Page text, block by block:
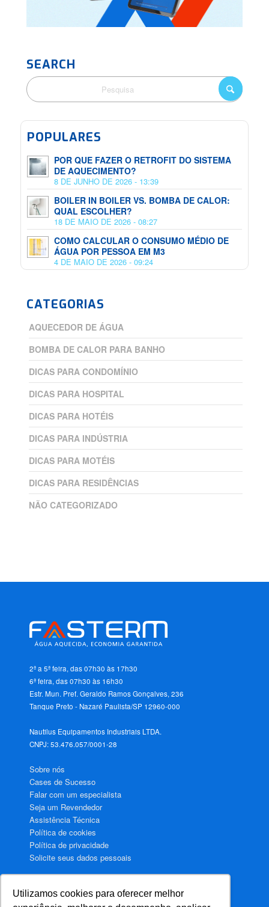
Utilizamos cookies para oferecer melhor
SEARCH
POPULARES
POR QUE FAZER O RETROFIT DO SISTEMA
DE AQUECIMENTO?
8 DE JUNHO DE 2026 - 13:39
BOILER IN BOILER VS. BOMBA DE CALOR:
QUAL ESCOLHER?
18 DE MAIO DE 2026 - 08:27
COMO CALCULAR O CONSUMO MÉDIO DE
ÁGUA POR PESSOA EM M3
4 DE MAIO DE 2026 - 09:24
CATEGORIAS
AQUECEDOR DE ÁGUA
BOMBA DE CALOR PARA BANHO
DICAS PARA CONDOMÍNIO
DICAS PARA HOSPITAL
DICAS PARA HOTÉIS
DICAS PARA INDÚSTRIA
DICAS PARA MOTÉIS
DICAS PARA RESIDÊNCIAS
NÃO CATEGORIZADO
2ª a 5ª feira, das 07h30 às 17h30
6ª feira, das 07h30 às 16h30
Estr. Mun. Pref. Geraldo Ramos Gonçalves, 236
Tanque Preto - Nazaré Paulista/SP 12960-000
Nautilus Equipamentos Industriais LTDA.
CNPJ: 53.476.057/0001-28
Sobre nós
Cases de Sucesso
Falar com um especialista
Seja um Revendedor
Assistência Técnica
Política de cookies
Política de privacidade
Solicite seus dados pessoais